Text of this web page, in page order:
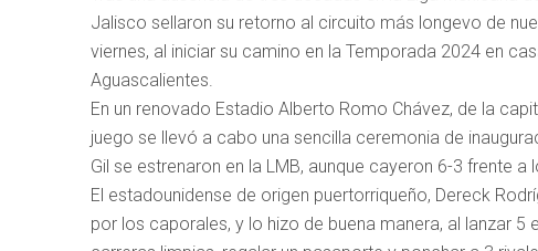
Jalisco sellaron su retorno al circuito más longevo de
viernes, al iniciar su camino en la Temporada 2024 en
Aguascalientes.
En un renovado Estadio Alberto Romo Chávez, de la
juego se llevó a cabo una sencilla ceremonia de
Gil se estrenaron en la LMB, aunque cayeron 6-3 frente a
El estadounidense de origen puertorriqueño, Dereck
por los caporales, y lo hizo de buena manera, al lanzar 5